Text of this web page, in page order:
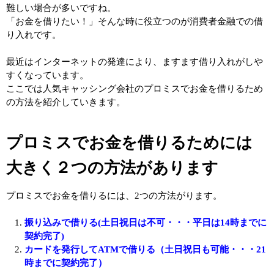
難しい場合が多いですね。
「お金を借りたい！」そんな時に役立つのが消費者金融での借
り入れです。
最近はインターネットの発達により、ますます借り入れがしや
すくなっています。
ここでは人気キャッシング会社のプロミスでお金を借りるため
の方法を紹介していきます。
プロミスでお金を借りるためには
大きく２つの方法があります
プロミスでお金を借りるには、2つの方法がります。
振り込みで借りる(土日祝日は不可・・・平日は14時までに
契約完了)
カードを発行してATMで借りる（土日祝日も可能・・・21
時までに契約完了）